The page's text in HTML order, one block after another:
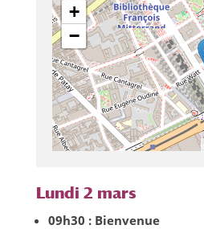
+
−
Lundi 2 mars
09h30 : Bienvenue